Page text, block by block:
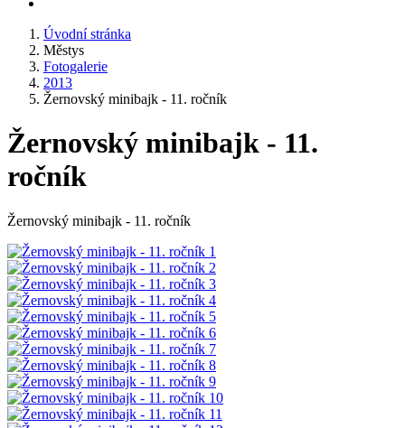
Úvodní stránka
Městys
Fotogalerie
2013
Žernovský minibajk - 11. ročník
Žernovský minibajk - 11.
ročník
Žernovský minibajk - 11. ročník